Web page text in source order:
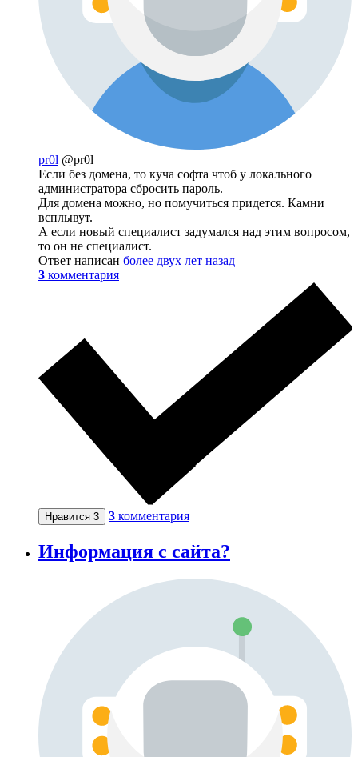
pr0l @pr0l
Если без домена, то куча софта чтоб у локального
администратора сбросить пароль.
Для домена можно, но помучиться придется. Камни
всплывут.
А если новый специалист задумался над этим вопросом,
то он не специалист.
Ответ написан более двух лет назад
3 комментария
Нравится 3 3 комментария
Информация с сайта?